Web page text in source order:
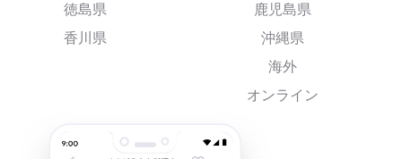
徳島県
香川県
鹿児島県
沖縄県
海外
オンライン